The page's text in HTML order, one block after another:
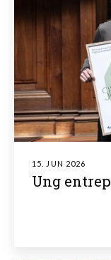
15. JUN 2026
Ung